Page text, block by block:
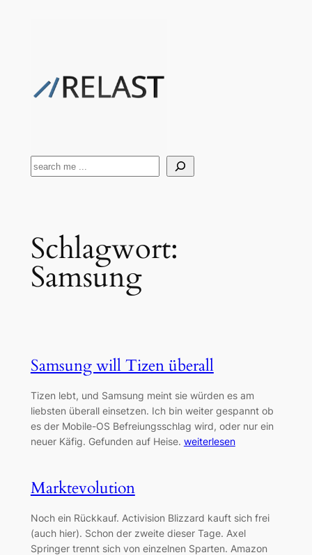
Suchen
Schlagwort:
Samsung
Samsung will Tizen überall
Tizen lebt, und Samsung meint sie würden es am
liebsten überall einsetzen. Ich bin weiter gespannt ob
es der Mobile-OS Befreiungsschlag wird, oder nur ein
neuer Käfig. Gefunden auf Heise. weiterlesen
Marktevolution
Noch ein Rückkauf. Activision Blizzard kauft sich frei
(auch hier). Schon der zweite dieser Tage. Axel
Springer trennt sich von einzelnen Sparten. Amazon